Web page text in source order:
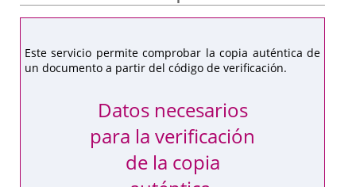
Este servicio permite comprobar la copia auténtica de
un documento a partir del código de verificación.
Datos necesarios
para la verificación
de la copia